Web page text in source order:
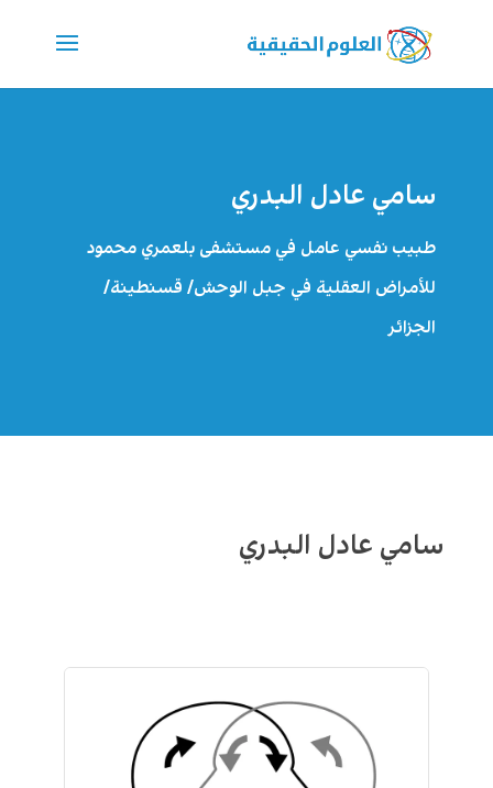
سامي عادل البدري
طبيب نفسي عامل في مستشفى بلعمري محمود
للأمراض العقلية في جبل الوحش/ قسنطينة/
الجزائر
سامي عادل البدري